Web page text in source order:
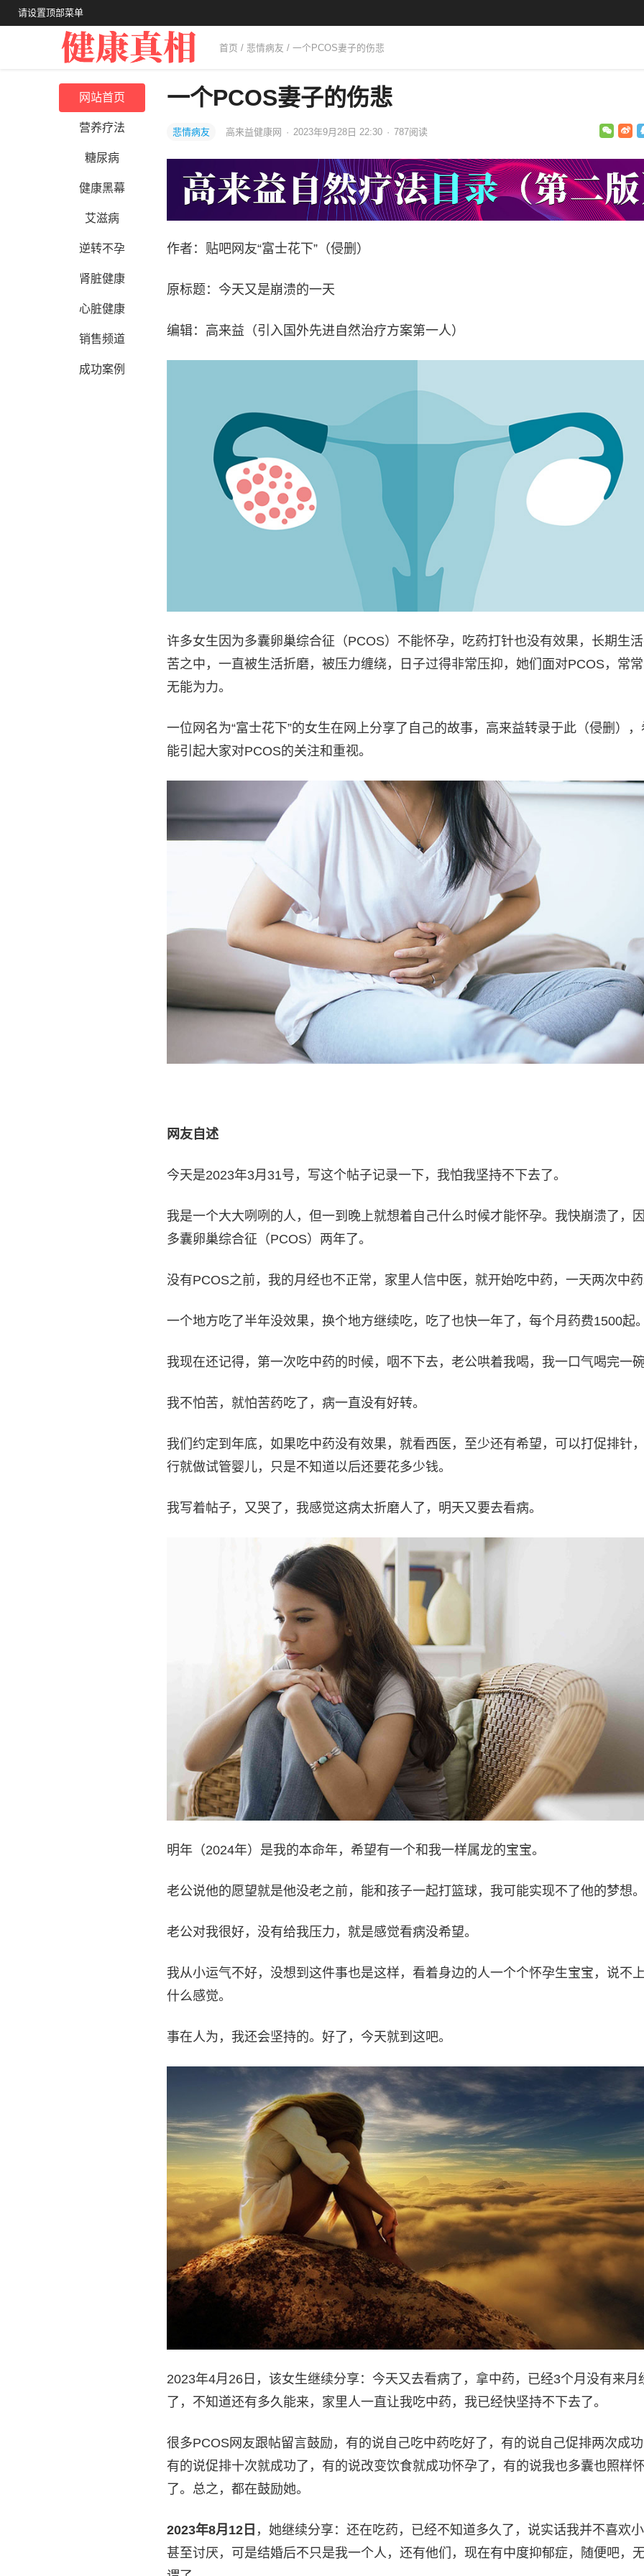
请设置顶部菜单
首页 / 悲情病友 / 一个PCOS妻子的伤悲
网站首页
营养疗法
糖尿病
健康黑幕
艾滋病
逆转不孕
肾脏健康
心脏健康
销售频道
成功案例
一个PCOS妻子的伤悲
悲情病友 高来益健康网 · 2023年9月28日 22:30 · 787阅读
作者：贴吧网友“富士花下”（侵删）
原标题：今天又是崩溃的一天
编辑：高来益（引入国外先进自然治疗方案第一人）
许多女生因为多囊卵巢综合征（PCOS）不能怀孕，吃药打针也没有效果，长期生
苦之中，一直被生活折磨，被压力缠绕，日子过得非常压抑，她们面对PCOS，常
无能为力。
一位网名为“富士花下”的女生在网上分享了自己的故事，高来益转录于此（侵删）
能引起大家对PCOS的关注和重视。
网友自述
今天是2023年3月31号，写这个帖子记录一下，我怕我坚持不下去了。
我是一个大大咧咧的人，但一到晚上就想着自己什么时候才能怀孕。我快崩溃了，
多囊卵巢综合征（PCOS）两年了。
没有PCOS之前，我的月经也不正常，家里人信中医，就开始吃中药，一天两次中
一个地方吃了半年没效果，换个地方继续吃，吃了也快一年了，每个月药费1500起
我现在还记得，第一次吃中药的时候，咽不下去，老公哄着我喝，我一口气喝完一
我不怕苦，就怕苦药吃了，病一直没有好转。
我们约定到年底，如果吃中药没有效果，就看西医，至少还有希望，可以打促排针
行就做试管婴儿，只是不知道以后还要花多少钱。
我写着帖子，又哭了，我感觉这病太折磨人了，明天又要去看病。
明年（2024年）是我的本命年，希望有一个和我一样属龙的宝宝。
老公说他的愿望就是他没老之前，能和孩子一起打篮球，我可能实现不了他的梦想
老公对我很好，没有给我压力，就是感觉看病没希望。
我从小运气不好，没想到这件事也是这样，看着身边的人一个个怀孕生宝宝，说不
什么感觉。
事在人为，我还会坚持的。好了，今天就到这吧。
2023年4月26日，该女生继续分享：今天又去看病了，拿中药，已经3个月没有来月
了，不知道还有多久能来，家里人一直让我吃中药，我已经快坚持不下去了。
很多PCOS网友跟帖留言鼓励，有的说自己吃中药吃好了，有的说自己促排两次成
有的说促排十次就成功了，有的说改变饮食就成功怀孕了，有的说我也多囊也照样
了。总之，都在鼓励她。
2023年8月12日 ，她继续分享：还在吃药，已经不知道多久了，说实话我并不喜欢
甚至讨厌，可是结婚后不只是我一个人，还有他们，现在有中度抑郁症，随便吧，